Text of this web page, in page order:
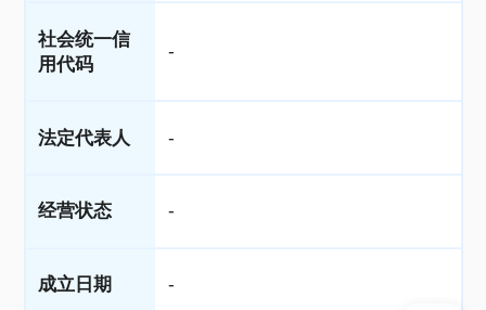
社会统一信
用代码
-
法定代表人 -
经营状态 -
成立日期 -